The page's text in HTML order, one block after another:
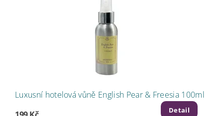
Luxusní hotelová vůně English Pear & Freesia 100ml
Detail